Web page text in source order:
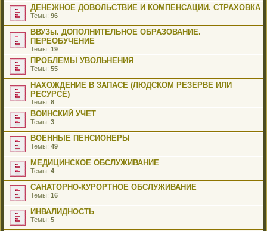
ДЕНЕЖНОЕ ДОВОЛЬСТВИЕ И КОМПЕНСАЦИИ. СТРАХОВКА
Темы: 96
ВВУЗы. ДОПОЛНИТЕЛЬНОЕ ОБРАЗОВАНИЕ.
ПЕРЕОБУЧЕНИЕ
Темы: 19
ПРОБЛЕМЫ УВОЛЬНЕНИЯ
Темы: 55
НАХОЖДЕНИЕ В ЗАПАСЕ (ЛЮДСКОМ РЕЗЕРВЕ ИЛИ
РЕСУРСЕ)
Темы: 8
ВОИНСКИЙ УЧЕТ
Темы: 3
ВОЕННЫЕ ПЕНСИОНЕРЫ
Темы: 49
МЕДИЦИНСКОЕ ОБСЛУЖИВАНИЕ
Темы: 4
САНАТОРНО-КУРОРТНОЕ ОБСЛУЖИВАНИЕ
Темы: 16
ИНВАЛИДНОСТЬ
Темы: 5